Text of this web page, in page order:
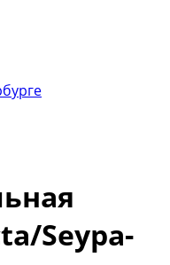
Seypa-